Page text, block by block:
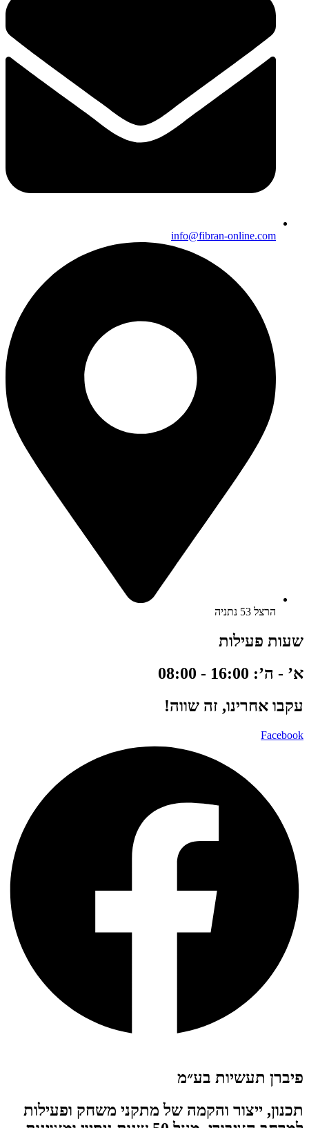
info@fibran-online.com
הרצל 53 נתניה
שעות פעילות
א’ - ה’: 16:00 - 08:00
עקבו אחרינו, זה שווה!
Facebook
פיברן תעשיות בע״מ
תכנון, ייצור והקמה של מתקני משחק ופעילות